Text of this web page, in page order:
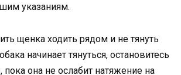
указаниям.
щенка ходить рядом и не тянуть
начинает тянуться, остановитесь
пока она не ослабит натяжение на